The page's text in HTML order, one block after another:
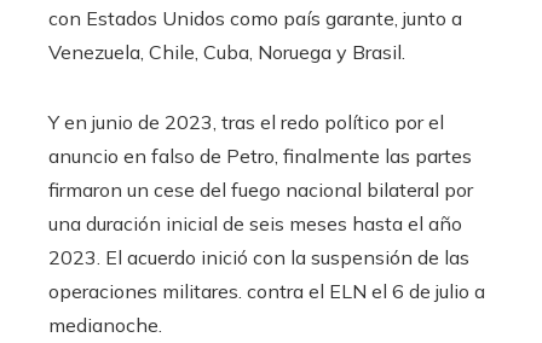
con Estados Unidos como país garante, junto a
Venezuela, Chile, Cuba, Noruega y Brasil.
Y en junio de 2023, tras el redo político por el
anuncio en falso de Petro, finalmente las partes
firmaron un cese del fuego nacional bilateral por
una duración inicial de seis meses hasta el año
2023. El acuerdo inició con la suspensión de las
operaciones militares. contra el ELN el 6 de julio a
medianoche.